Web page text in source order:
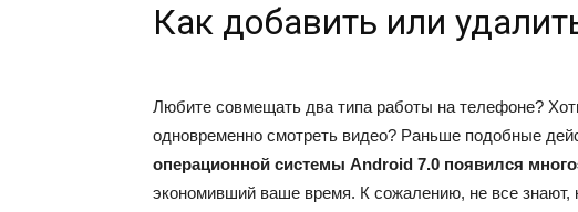
Как добавить или
Любите совмещать два типа работы на телефоне?
одновременно смотреть видео? Раньше подобные
операционной системы Android 7.0 появился
экономивший ваше время. К сожалению, не все знают,